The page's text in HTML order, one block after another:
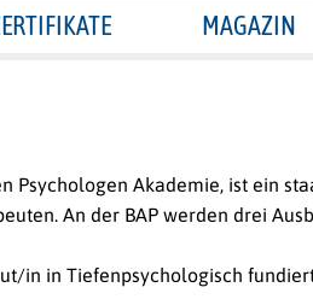
MAGAZIN
Psychologen Akademie, ist ein
An der BAP werden drei
in in Tiefenpsychologisch